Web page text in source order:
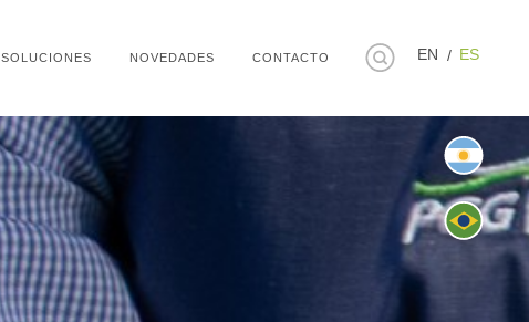
EN ES
SOLUCIONES NOVEDADES CONTACTO